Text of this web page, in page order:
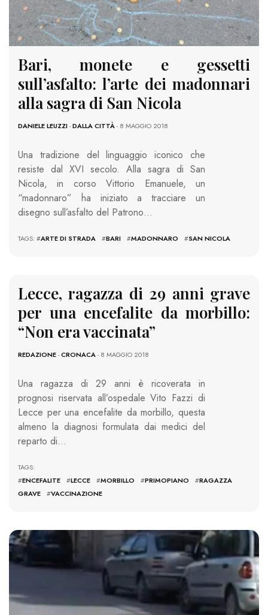
Bari, monete e gessetti
sull’asfalto: l’arte dei madonnari
alla sagra di San Nicola
DANIELE LEUZZI-DALLA CITTÀ- 8 MAGGIO 2018
Una tradizione del linguaggio iconico che
resiste dal XVI secolo. Alla sagra di San
Nicola, in corso Vittorio Emanuele, un
“madonnaro” ha iniziato a tracciare un
disegno sull’asfalto del Patrono…
TAGS: #ARTE DI STRADA #BARI #MADONNARO #SAN NICOLA
Lecce, ragazza di 29 anni grave
per una encefalite da morbillo:
“Non era vaccinata”
REDAZIONE-CRONACA- 8 MAGGIO 2018
Una ragazza di 29 anni è ricoverata in
prognosi riservata all’ospedale Vito Fazzi di
Lecce per una encefalite da morbillo, questa
almeno la diagnosi formulata dai medici del
reparto di…
TAGS:
#ENCEFALITE #LECCE #MORBILLO #PRIMOPIANO #RAGAZZA
GRAVE
#VACCINAZIONE
4568 VIEWS